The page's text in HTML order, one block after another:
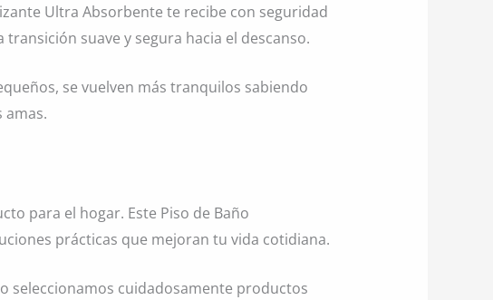
Ultra Absorbente te recibe con seguridad
suave y segura hacia el descanso.
se vuelven más tranquilos sabiendo
amas.
para el hogar. Este Piso de Baño
prácticas que mejoran tu vida cotidiana.
seleccionamos cuidadosamente productos